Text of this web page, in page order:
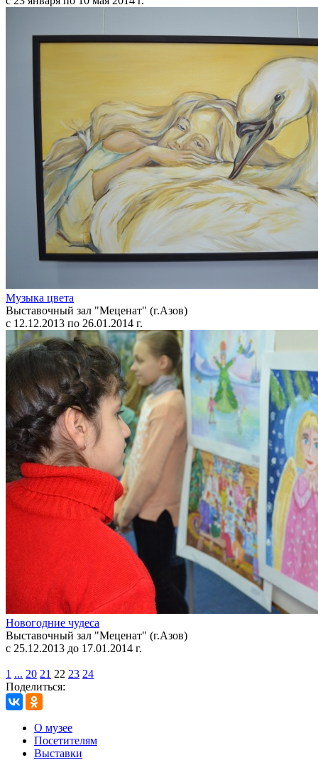
Музыка цвета
Выставочный зал "Меценат" (г.Азов)
с 12.12.2013 по 26.01.2014 г.
Новогодние чудеса
Выставочный зал "Меценат" (г.Азов)
с 25.12.2013 до 17.01.2014 г.
1 ... 20 21 22 23 24
Поделиться:
О музее
Посетителям
Выставки